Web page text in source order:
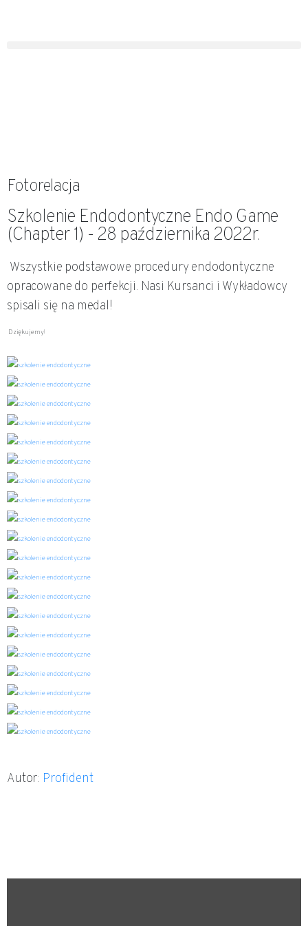
Fotorelacja
Szkolenie Endodontyczne Endo Game
(Chapter 1) - 28 października 2022r.
Wszystkie podstawowe procedury endodontyczne
opracowane do perfekcji. Nasi Kursanci i Wykładowcy
spisali się na medal!
Dziękujemy!
Autor: Profident